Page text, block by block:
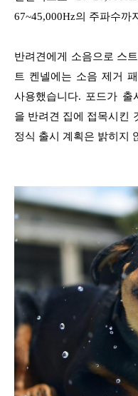
67~45,000Hz의 주파수까
반려견에게 소음으로 스
트 켄넬에는 소음 제거
사용했습니다. 포드가 출
을 반려견 집에 접목시킨
정식 출시 계획은 밝히지